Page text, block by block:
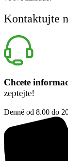
Kontaktujte
Chcete
zeptejte!
Denně od 8.00 do